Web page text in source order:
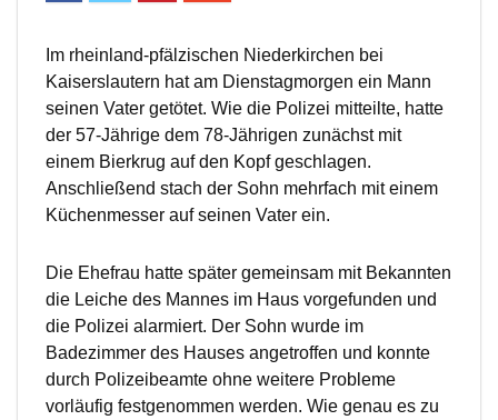
Im rheinland-pfälzischen Niederkirchen bei
Kaiserslautern hat am Dienstagmorgen ein Mann
seinen Vater getötet. Wie die Polizei mitteilte, hatte
der 57-Jährige dem 78-Jährigen zunächst mit
einem Bierkrug auf den Kopf geschlagen.
Anschließend stach der Sohn mehrfach mit einem
Küchenmesser auf seinen Vater ein.
Die Ehefrau hatte später gemeinsam mit Bekannten
die Leiche des Mannes im Haus vorgefunden und
die Polizei alarmiert. Der Sohn wurde im
Badezimmer des Hauses angetroffen und konnte
durch Polizeibeamte ohne weitere Probleme
vorläufig festgenommen werden. Wie genau es zu